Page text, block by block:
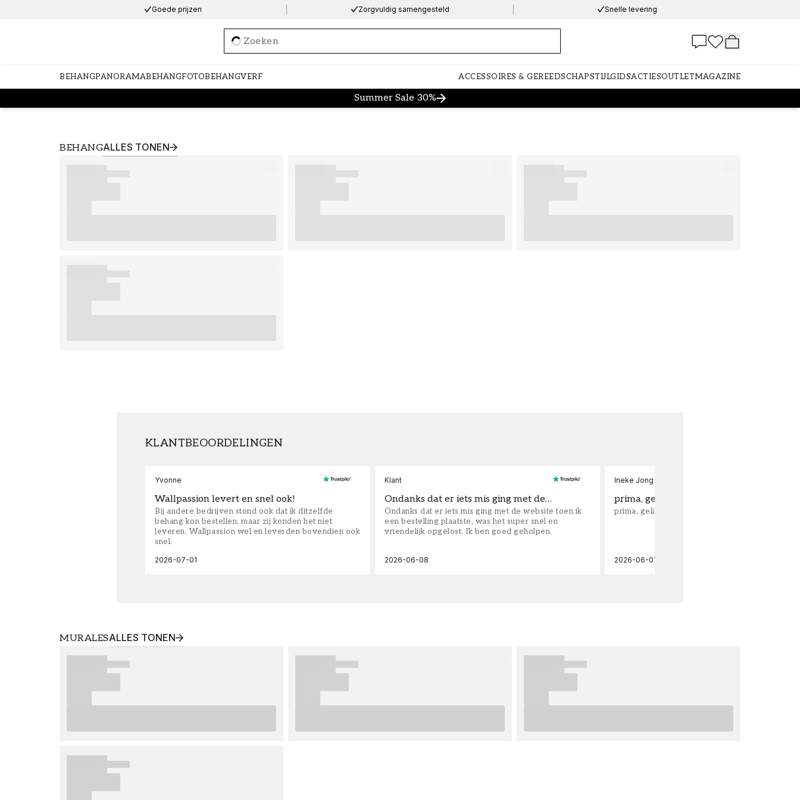
Goede prijzen Zorgvuldig samengesteld Snelle levering
Loading…
BEHANGPANORAMABEHANGFOTOBEHANGVERF ACCESSOIRES & GEREEDSCHAPSTIJLGIDSACTIESOUTLETMAGAZINE
Summer Sale 30%
BEHANGALLES TONEN
KLANTBEOORDELINGEN
Yvonne
Wallpassion levert en snel ook!
Bij andere bedrijven stond ook dat ik ditzelfde
behang kon bestellen, maar zij konden het niet
leveren. Wallpassion wel en leverden bovendien ook
snel.
2026-07-01
Klant
Ondanks dat er iets mis ging met de…
Ondanks dat er iets mis ging met de website toen ik
een bestelling plaatste, was het super snel en
vriendelijk opgelost. Ik ben goed geholpen.
2026-06-08
Ineke Jong
prima, gelijk kopen en aan de gang.
prima, gelijk kopen en aan de gang.
2026-06-07
MURALESALLES TONEN